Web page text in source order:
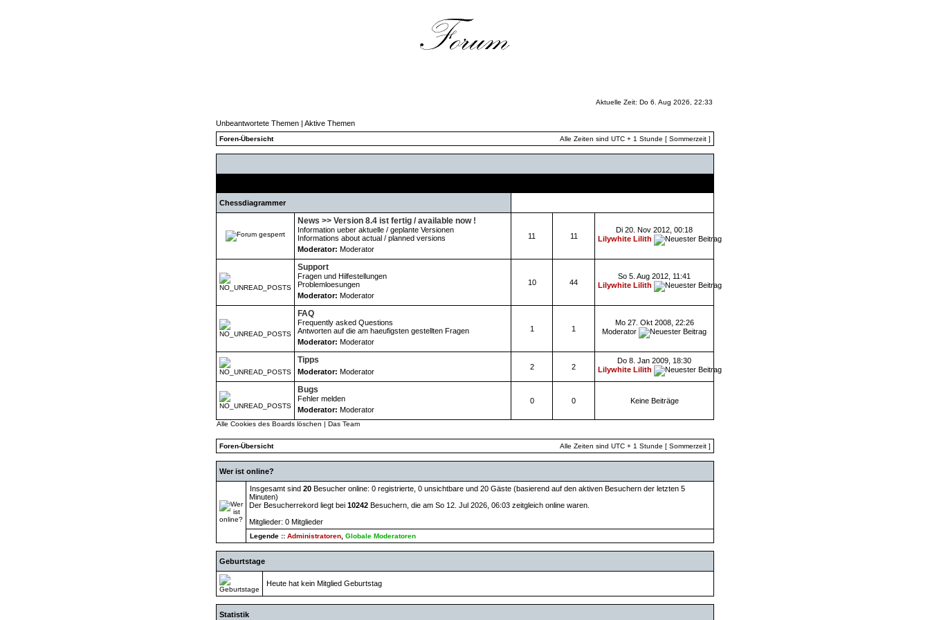
Aktuelle Zeit: Do 6. Aug 2026, 22:33
Unbeantwortete Themen | Aktive Themen
Foren-Übersicht Alle Zeiten sind UTC + 1 Stunde [ Sommerzeit ]
Chessdiagrammer
News >> Version 8.4 ist fertig / available now !
Information ueber aktuelle / geplante Versionen
Informations about actual / planned versions
Moderator: Moderator
11 11
Di 20. Nov 2012, 00:18
Lilywhite Lilith
Support
Fragen und Hilfestellungen
Problemloesungen
Moderator: Moderator
10 44
So 5. Aug 2012, 11:41
Lilywhite Lilith
FAQ
Frequently asked Questions
Antworten auf die am haeufigsten gestellten Fragen
Moderator: Moderator
1 1
Mo 27. Okt 2008, 22:26
Moderator
Tipps
Moderator: Moderator
2 2
Do 8. Jan 2009, 18:30
Lilywhite Lilith
Bugs
Fehler melden
Moderator: Moderator
0 0 Keine Beiträge
Alle Cookies des Boards löschen | Das Team
Foren-Übersicht Alle Zeiten sind UTC + 1 Stunde [ Sommerzeit ]
Wer ist online?
Insgesamt sind 20 Besucher online: 0 registrierte, 0 unsichtbare und 20 Gäste (basierend auf den aktiven Besuchern der letzten 5
Minuten)
Der Besucherrekord liegt bei 10242 Besuchern, die am So 12. Jul 2026, 06:03 zeitgleich online waren.
Mitglieder: 0 Mitglieder
Legende :: Administratoren Globale Moderatoren
Geburtstage
Heute hat kein Mitglied Geburtstag
Statistik